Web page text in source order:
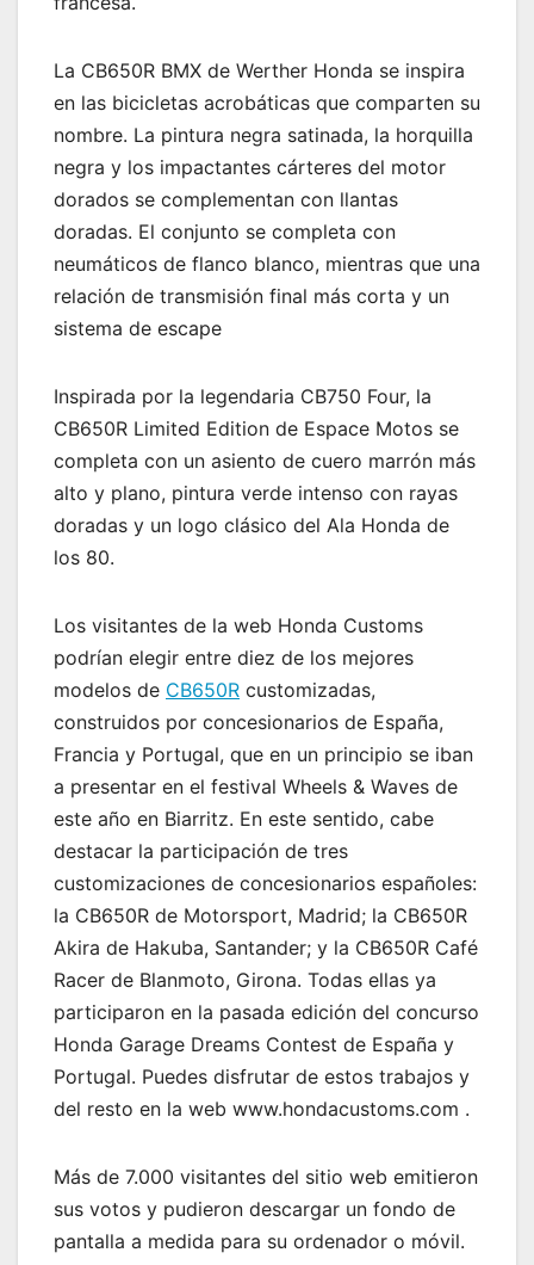
La CB650R BMX de Werther Honda se inspira
en las bicicletas acrobáticas que comparten su
nombre. La pintura negra satinada, la horquilla
negra y los impactantes cárteres del motor
dorados se complementan con llantas
doradas. El conjunto se completa con
neumáticos de flanco blanco, mientras que una
relación de transmisión final más corta y un
sistema de escape
Inspirada por la legendaria CB750 Four, la
CB650R Limited Edition de Espace Motos se
completa con un asiento de cuero marrón más
alto y plano, pintura verde intenso con rayas
doradas y un logo clásico del Ala Honda de
los 80.
Los visitantes de la web Honda Customs
podrían elegir entre diez de los mejores
modelos de CB650R customizadas,
construidos por concesionarios de España,
Francia y Portugal, que en un principio se iban
a presentar en el festival Wheels & Waves de
este año en Biarritz. En este sentido, cabe
destacar la participación de tres
customizaciones de concesionarios españoles:
la CB650R de Motorsport, Madrid; la CB650R
Akira de Hakuba, Santander; y la CB650R Café
Racer de Blanmoto, Girona. Todas ellas ya
participaron en la pasada edición del concurso
Honda Garage Dreams Contest de España y
Portugal. Puedes disfrutar de estos trabajos y
del resto en la web www.hondacustoms.com .
Más de 7.000 visitantes del sitio web emitieron
sus votos y pudieron descargar un fondo de
pantalla a medida para su ordenador o móvil.